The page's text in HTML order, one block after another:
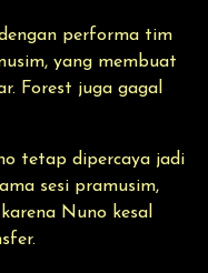
performa tim
yang membuat
Forest juga gagal
tetap dipercaya jadi
sesi pramusim,
Nuno kesal